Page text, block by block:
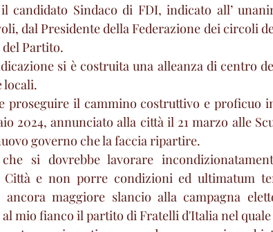
candidato Sindaco di FDI, indicato all’
dal Presidente della Federazione dei circoli
Partito.
si è costruita una alleanza di centro
locali.
proseguire il cammino costruttivo e proficuo
2024, annunciato alla città il 21 marzo alle
governo che la faccia ripartire.
si dovrebbe lavorare
Città e non porre condizioni ed ultimatum
ancora maggiore slancio alla campagna
al mio fianco il partito di Fratelli d'Italia nel